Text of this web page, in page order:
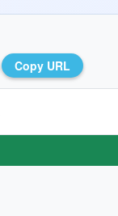
Copy URL